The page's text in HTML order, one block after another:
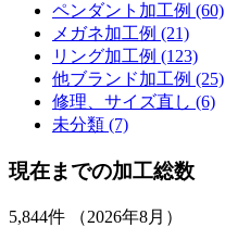
ペンダント加工例 (60)
メガネ加工例 (21)
リング加工例 (123)
他ブランド加工例 (25)
修理、サイズ直し (6)
未分類 (7)
現在までの加工総数
5,844件 （2026年8月）